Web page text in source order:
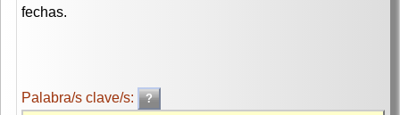
fechas.
Palabra/s clave/s: